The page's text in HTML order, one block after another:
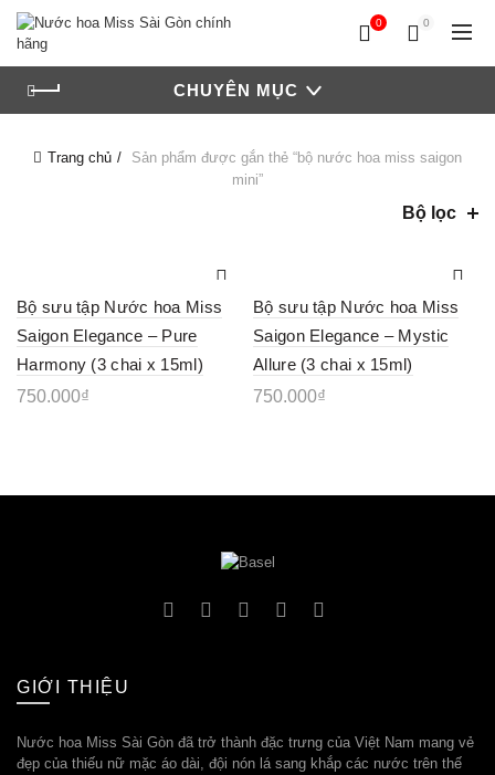
0 0
CHUYÊN MỤC
Trang chủ
Sản phẩm được gắn thẻ “bộ nước hoa miss saigon
mini”
Bộ lọc
Bộ sưu tập Nước hoa Miss
Saigon Elegance – Pure
Harmony (3 chai x 15ml)
750.000₫
Bộ sưu tập Nước hoa Miss
Saigon Elegance – Mystic
Allure (3 chai x 15ml)
750.000₫
GIỚI THIỆU
Nước hoa Miss Sài Gòn đã trở thành đặc trưng của Việt Nam mang vẻ
đẹp của thiếu nữ mặc áo dài, đội nón lá sang khắp các nước trên thế